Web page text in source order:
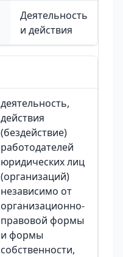
Деятельность
и действия
деятельность,
действия
(бездействие)
работодателей
юридических лиц
(организаций)
независимо от
организационно-
правовой формы
и формы
собственности,